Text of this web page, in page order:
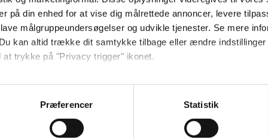
på din enhed for at vise dig målrettede annoncer, levere
målgruppeundersøgelser og udvikle tjenester. Se mere
kan altid trække dit samtykke tilbage eller ændre indstillinger
at trykke på "Privacy trigger" ikonet.
gerne:
om din placering, der kan være nøjagtig inden for få
baseret på en scanning af dens unikke karakteristika
Præferencer Statistik